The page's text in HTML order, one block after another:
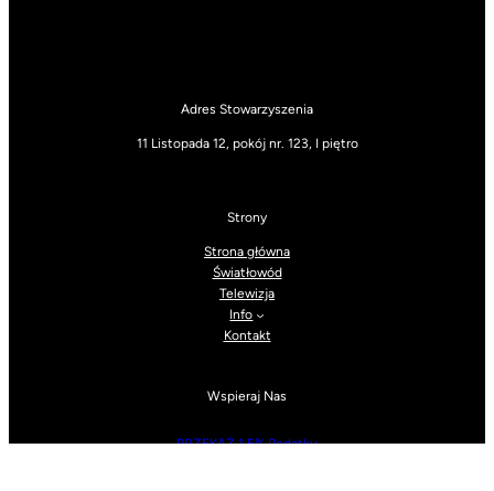
Adres Stowarzyszenia
11 Listopada 12, pokój nr. 123, I piętro
Strony
Strona główna
Światłowód
Telewizja
Info
Kontakt
Wspieraj Nas
PRZEKAŻ 1,5% Podatku